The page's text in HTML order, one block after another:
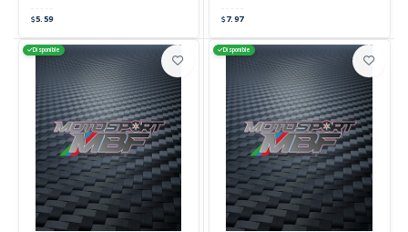
5.59 7.97
Disponible Disponible